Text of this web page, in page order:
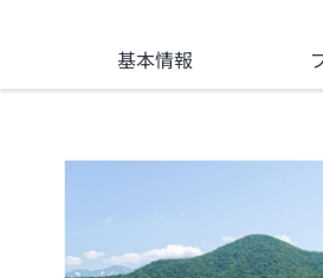
基本情報